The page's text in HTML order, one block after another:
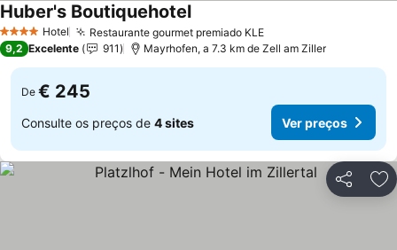
4 EstrelasHotel Restaurante gourmet premiado KLEVer preços
Huber's BoutiquehotelVer preços
9,2 Excelente 911 Mayrhofen, a 7.3 km de Zell am Ziller
De € 245
Consulte os preços de 4 sites Ver preços
Partilhar